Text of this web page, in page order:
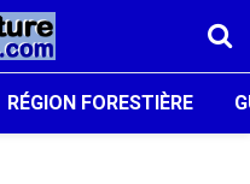
RÉGION FORESTIÈRE